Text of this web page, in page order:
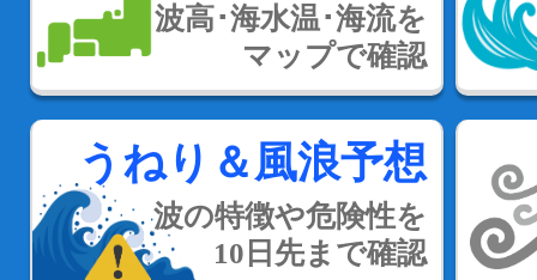
波高･海水温･海流を
マップで確認
うねり＆風浪予想
波の特徴や危険性を
10日先まで確認